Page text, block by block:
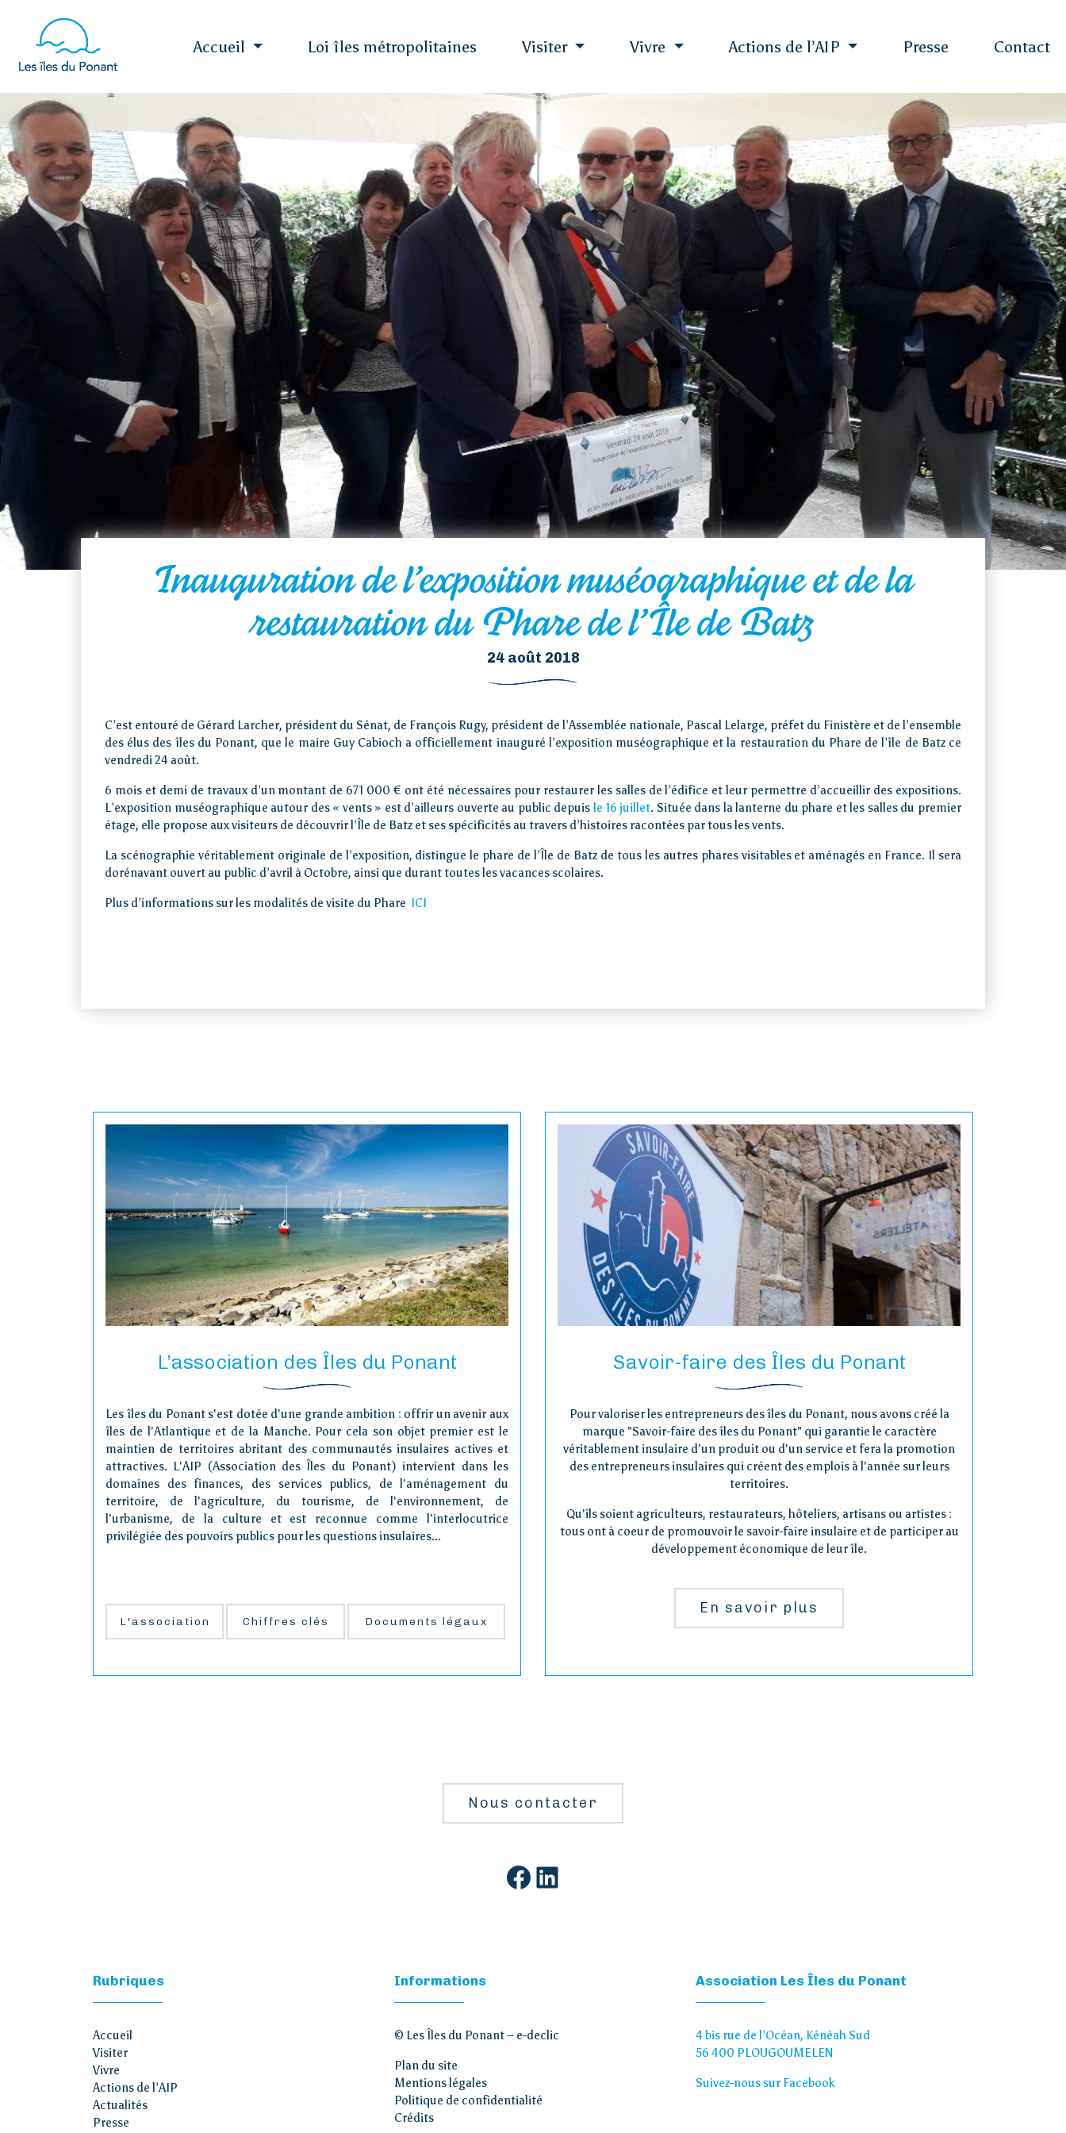
Actions de l’AIP
Accueil Loi îles métropolitaines Visiter Vivre Actions de l’AIP Presse Contact
Inauguration de l’exposition muséographique et de la
restauration du Phare de l’Île de Batz
24 août 2018
C’est entouré de Gérard Larcher, président du Sénat, de François Rugy, président de l’Assemblée nationale, Pascal Lelarge, préfet du Finistère et de l’ensemble
des élus des îles du Ponant, que le maire Guy Cabioch a officiellement inauguré l’exposition muséographique et la restauration du Phare de l’île de Batz ce
vendredi 24 août.
6 mois et demi de travaux d’un montant de 671 000 € ont été nécessaires pour restaurer les salles de l’édifice et leur permettre d’accueillir des expositions.
L’exposition muséographique autour des « vents » est d’ailleurs ouverte au public depuis le 16 juillet. Située dans la lanterne du phare et les salles du premier
étage, elle propose aux visiteurs de découvrir l’Île de Batz et ses spécificités au travers d’histoires racontées par tous les vents.
La scénographie véritablement originale de l’exposition, distingue le phare de l’Île de Batz de tous les autres phares visitables et aménagés en France. Il sera
dorénavant ouvert au public d’avril à Octobre, ainsi que durant toutes les vacances scolaires.
Plus d’informations sur les modalités de visite du Phare ICI
L’association des Îles du Ponant
Les îles du Ponant s'est dotée d'une grande ambition : offrir un avenir aux
îles de l'Atlantique et de la Manche. Pour cela son objet premier est le
maintien de territoires abritant des communautés insulaires actives et
attractives. L'AIP (Association des Îles du Ponant) intervient dans les
domaines des finances, des services publics, de l'aménagement du
territoire, de l'agriculture, du tourisme, de l'environnement, de
l'urbanisme, de la culture et est reconnue comme l'interlocutrice
privilégiée des pouvoirs publics pour les questions insulaires...
L'association Chiffres clés Documents légaux
Savoir-faire des Îles du Ponant
Pour valoriser les entrepreneurs des îles du Ponant, nous avons créé la
marque "Savoir-faire des îles du Ponant" qui garantie le caractère
véritablement insulaire d'un produit ou d'un service et fera la promotion
des entrepreneurs insulaires qui créent des emplois à l'année sur leurs
territoires.
Qu'ils soient agriculteurs, restaurateurs, hôteliers, artisans ou artistes :
tous ont à coeur de promouvoir le savoir-faire insulaire et de participer au
développement économique de leur île.
En savoir plus
Nous contacter
Facebook
LinkedIn
Rubriques
Accueil
Visiter
Vivre
Actions de l’AIP
Actualités
Presse
Informations
© Les Îles du Ponant – e-declic
Plan du site
Mentions légales
Politique de confidentialité
Crédits
Association Les Îles du Ponant
4 bis rue de l’Océan, Kénéah Sud
56 400 PLOUGOUMELEN
Suivez-nous sur Facebook